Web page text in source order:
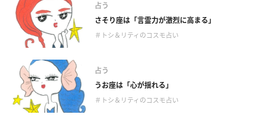
占う
さそり座は「言霊力が激烈に高まる」
＃トシ＆リティのコスモ占い
占う
うお座は「心が揺れる」
＃トシ＆リティのコスモ占い